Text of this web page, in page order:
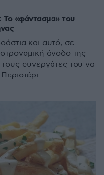
«φάντασμα» του
και αυτό, σε
άνοδο της
συνεργάτες του να